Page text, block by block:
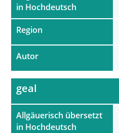
in Hochdeutsch
Region
Autor
Allgäuerisch übersetzt
in Hochdeutsch
geal